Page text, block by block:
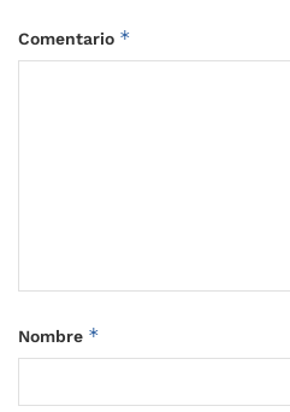
Comentario *
Nombre *